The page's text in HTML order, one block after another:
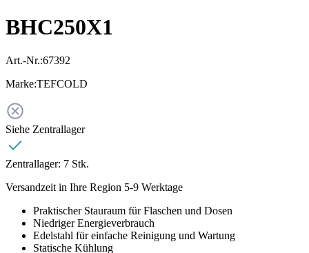
BHC250X1
Art.-Nr.:67392
Marke:TEFCOLD
Siehe Zentrallager
Zentrallager: 7 Stk.
Versandzeit in Ihre Region 5-9 Werktage
Praktischer Stauraum für Flaschen und Dosen
Niedriger Energieverbrauch
Edelstahl für einfache Reinigung und Wartung
Statische Kühlung